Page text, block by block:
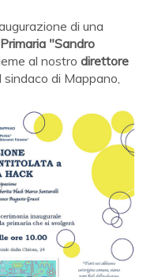
di una
"Sandro
al nostro direttore
sindaco di Mappano,